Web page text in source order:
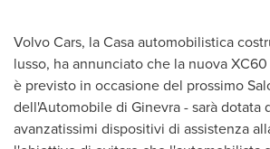
Volvo Cars, la Casa automobilistica
lusso, ha annunciato che la nuova
è previsto in occasione del prossimo
dell'Automobile di Ginevra - sarà dotata
avanzatissimi dispositivi di assistenza